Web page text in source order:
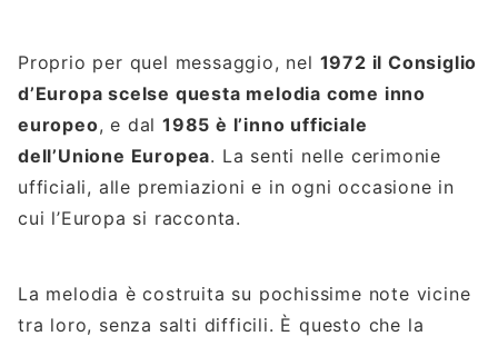
Proprio per quel messaggio, nel 1972 il Consiglio
d’Europa scelse questa melodia come inno
europeo, e dal1985 è l’inno ufficiale
dell’Unione Europea. La senti nelle cerimonie
ufficiali, alle premiazioni e in ogni occasione in
cui l’Europa si racconta.
La melodia è costruita su pochissime note vicine
tra loro, senza salti difficili. È questo che la